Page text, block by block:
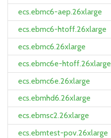
ecs.ebmc6-aep.26xlarge
ecs.ebmc6-htoff.26xlarge
ecs.ebmc6.26xlarge
ecs.ebmc6e-htoff.26xlarge
ecs.ebmc6e.26xlarge
ecs.ebmhd6.26xlarge
ecs.ebmsc2.26xlarge
ecs.ebmtest-pov.26xlarge